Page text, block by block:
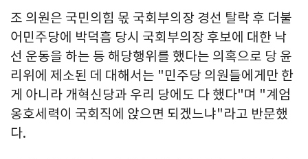
조 의원은 국민의힘 몫 국회부의장 경선 탈락 후 더불
어민주당에 박덕흠 당시 국회부의장 후보에 대한 낙
선 운동을 하는 등 해당행위를 했다는 의혹으로 당 윤
리위에 제소된 데 대해서는 "민주당 의원들에게만 한
게 아니라 개혁신당과 우리 당에도 다 했다"며 "계엄
옹호세력이 국회직에 앉으면 되겠느냐"라고 반문했
다.